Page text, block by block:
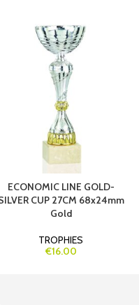
ECONOMIC LINE GOLD-
CUP 27CM 68x24mm
Gold
TROPHIES
€16.00